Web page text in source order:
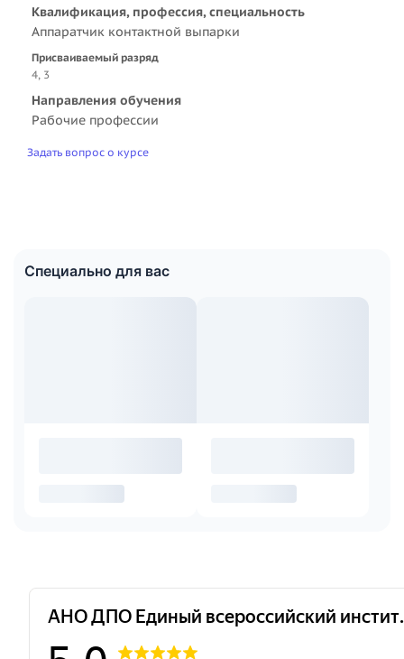
Квалификация, профессия, специальность
Аппаратчик контактной выпарки
Присваиваемый разряд
4, 3
Направления обучения
Рабочие профессии
Задать вопрос о курсе
Специально для вас